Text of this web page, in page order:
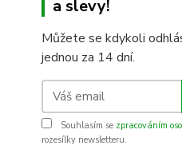
a slevy!
Můžete se kdykoli
jednou za 14 dní.
Souhlasím se zpracováním
rozesílky newsletteru.